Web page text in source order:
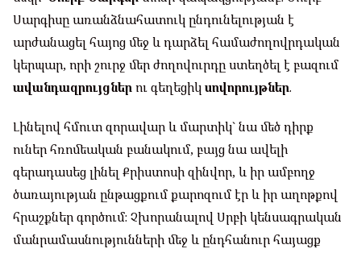
Սարգիսը առանձնահատուկ ընդունելության է
արժանացել հայոց մեջ և դարձել համաժողովրդական
կերպար, որի շուրջ մեր ժողովուրդը ստեղծել է բազում
ավանդազրույցներ ու գեղեցիկ սովորույթներ.
Լինելով հմուտ զորավար և մարտիկ` նա մեծ դիրք
ուներ հռոմեական բանակում, բայց նա ավելի
գերադասեց լինել Քրիստոսի զինվոր, և իր ամբողջ
ծառայության ընթացքում քարոզում էր և իր աղոթքով
հրաշքներ գործում։ Չխորանալով Սրբի կենսագրական
մանրամասնությունների մեջ և ընդհանուր հայացք